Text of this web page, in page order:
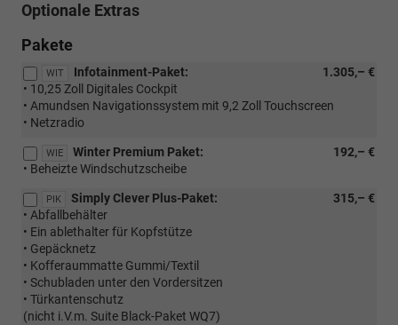
Optionale Extras
Pakete
WIT 1.305,– €
Infotainment-Paket:
• 10,25 Zoll Digitales Cockpit
• Amundsen Navigationssystem mit 9,2 Zoll Touchscreen
• Netzradio
WIE 192,– €
Winter Premium Paket:
• Beheizte Windschutzscheibe
PIK 315,– €
Simply Clever Plus-Paket:
• Abfallbehälter
• Ein ablethalter für Kopfstütze
• Gepäcknetz
• Kofferaummatte Gummi/Textil
• Schubladen unter den Vordersitzen
• Türkantenschutz
(nicht i.V.m. Suite Black-Paket WQ7)